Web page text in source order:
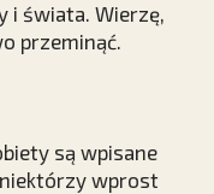
i świata. Wierzę,
przeminąć.
są wpisane
wprost